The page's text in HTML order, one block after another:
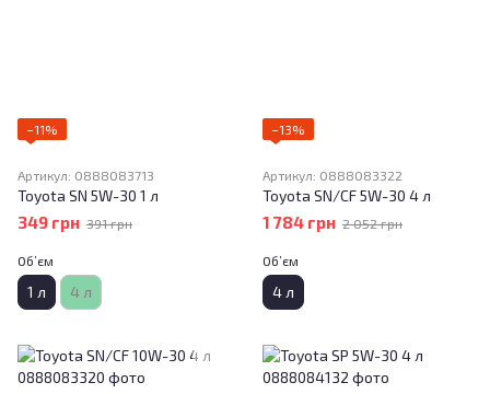
−11%
Артикул: 0888083713
Toyota SN 5W-30 1 л
349 грн 391 грн
Об’єм
1 л 4 л
−13%
Артикул: 0888083322
Toyota SN/CF 5W-30 4 л
1 784 грн 2 052 грн
Об’єм
4 л